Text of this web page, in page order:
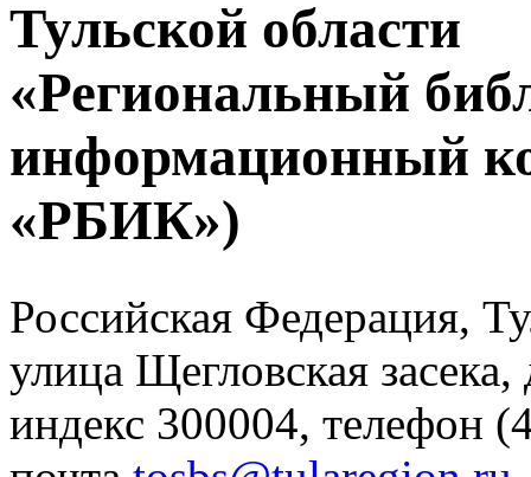
Тульской области
«Региональный
информационный
«РБИК»)
Российская Федерация,
улица Щегловская
индекс 300004, телефон